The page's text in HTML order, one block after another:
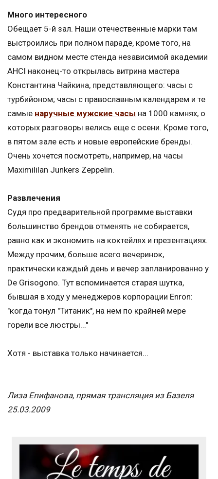
Много интересного
Обещает 5-й зал. Наши отечественные марки там
выстроились при полном параде, кроме того, на
самом видном месте стенда независимой академии
AHCI наконец-то открылась витрина мастера
Константина Чайкина, представляющего: часы с
турбийоном; часы с православным календарем и те
самые наручные мужские часы на 1000 камнях, о
которых разговоры велись еще с осени. Кроме того,
в пятом зале есть и новые европейские бренды.
Очень хочется посмотреть, например, на часы
Maximililan Junkers Zeppelin.
Развлечения
Судя про предварительной программе выставки
большинство брендов отменять не собирается,
равно как и экономить на коктейлях и презентациях.
Между прочим, больше всего вечеринок,
практически каждый день и вечер запланированно у
De Grisogono. Тут вспоминается старая шутка,
бывшая в ходу у менеджеров корпорации Enron:
"когда тонул "Титаник", на нем по крайней мере
горели все люстры..."
Хотя - выставка только начинается...
Лиза Епифанова, прямая трансляция из Базеля
25.03.2009